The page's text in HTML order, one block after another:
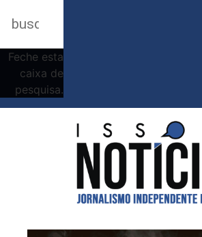
Feche esta
caixa de
pesquisa.